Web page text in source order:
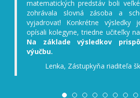
matematických predstáv boli
zohrávala slovná zásoba a
vyjadrovať! Konkrétne výsledky
opísali kolegyne, triedne učiteľky
Na základe výsledkov
výučbu.
Lenka, Zástupkyňa riaditeľa